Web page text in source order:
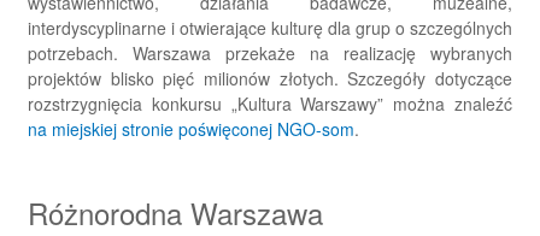
interdyscyplinarne i otwierające kulturę dla grup o szczególnych
potrzebach. Warszawa przekaże na realizację wybranych
projektów blisko pięć milionów złotych. Szczegóły dotyczące
rozstrzygnięcia konkursu „Kultura Warszawy” można znaleźć
na miejskiej stronie poświęconej NGO-som.
Różnorodna Warszawa